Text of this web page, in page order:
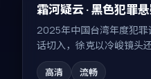
最新
霜河疑云 · 黑色犯罪
2025年中国台湾年度犯
话切入，徐克以冷峻镜头
集、回味无穷。
高清
流畅